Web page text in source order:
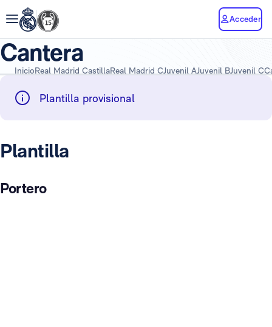
Acceder
Cantera
InicioReal Madrid CastillaReal Madrid CJuvenil AJuvenil BJuvenil C
Plantilla provisional
Plantilla
Portero